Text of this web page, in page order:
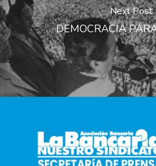
Next Post
DEMOCRACIA